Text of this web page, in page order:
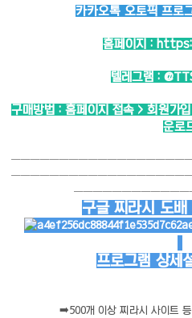
카카오톡 오토픽 프로
홈페이지 :
텔레그램 :
구매방법 : 홈페이지 접속 > 회원가
운로
구글 찌라시 도배
프로그램 상세
➡️500개 이상 찌라시 사이트